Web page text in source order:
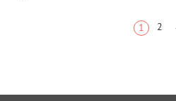
1 2